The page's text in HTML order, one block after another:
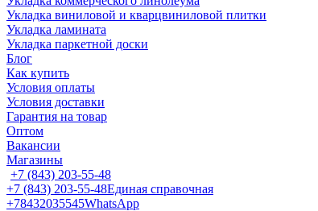
Укладка виниловой и кварцвиниловой плитки
Укладка ламината
Укладка паркетной доски
Блог
Как купить
Условия оплаты
Условия доставки
Гарантия на товар
Оптом
Вакансии
Магазины
+7 (843) 203-55-48
+7 (843) 203-55-48Единая справочная
+78432035545WhatsApp